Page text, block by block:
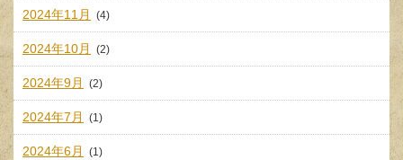
2024年11月 (4)
2024年10月 (2)
2024年9月 (2)
2024年7月 (1)
2024年6月 (1)